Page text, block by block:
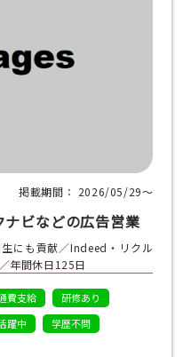
掲載期間： 2026/05/29〜
ビなどの広告営業
にも貢献／Indeed・リクル
年間休日125日
費支給
研修あり
躍中
学歴不問